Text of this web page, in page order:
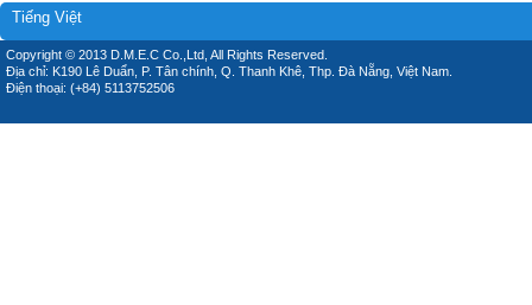
Tiếng Việt
Copyright © 2013 D.M.E.C Co.,Ltd, All Rights Reserved.
Địa chỉ: K190 Lê Duẩn, P. Tân chính, Q. Thanh Khê, Thp. Đà Nẵng, Việt Nam.
Điện thoại: (+84) 5113752506